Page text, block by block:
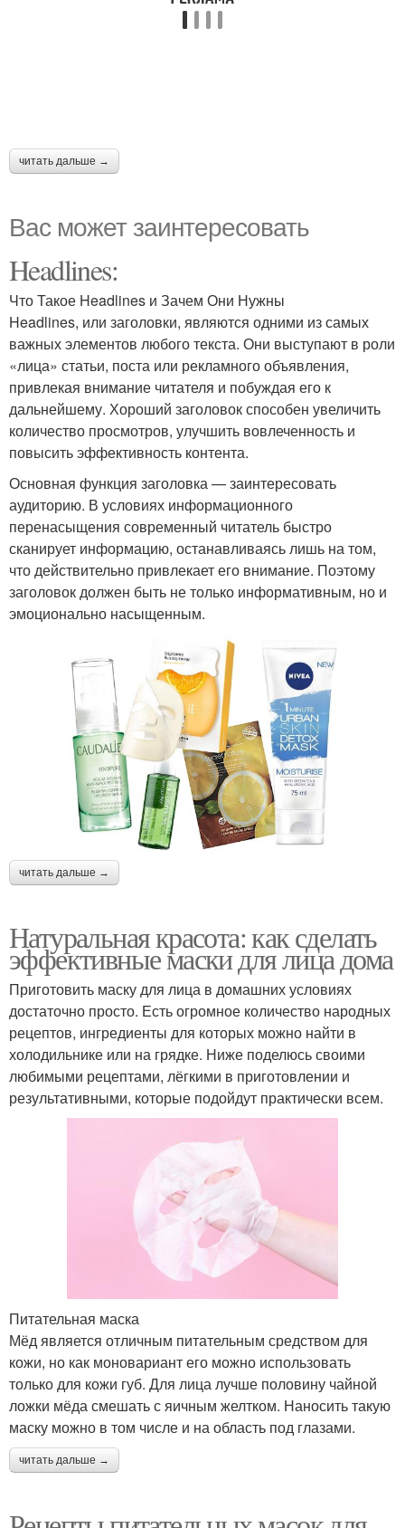
читать дальше →
Вас может заинтересовать
Headlines:
Что Такое Headlines и Зачем Они Нужны
Headlines, или заголовки, являются одними из самых
важных элементов любого текста. Они выступают в роли
«лица» статьи, поста или рекламного объявления,
привлекая внимание читателя и побуждая его к
дальнейшему. Хороший заголовок способен увеличить
количество просмотров, улучшить вовлеченность и
повысить эффективность контента.
Основная функция заголовка — заинтересовать
аудиторию. В условиях информационного
перенасыщения современный читатель быстро
сканирует информацию, останавливаясь лишь на том,
что действительно привлекает его внимание. Поэтому
заголовок должен быть не только информативным, но и
эмоционально насыщенным.
читать дальше →
Натуральная красота: как сделать
эффективные маски для лица дома
Приготовить маску для лица в домашних условиях
достаточно просто. Есть огромное количество народных
рецептов, ингредиенты для которых можно найти в
холодильнике или на грядке. Ниже поделюсь своими
любимыми рецептами, лёгкими в приготовлении и
результативными, которые подойдут практически всем.
Питательная маска
Мёд является отличным питательным средством для
кожи, но как моновариант его можно использовать
только для кожи губ. Для лица лучше половину чайной
ложки мёда смешать с яичным желтком. Наносить такую
маску можно в том числе и на область под глазами.
читать дальше →